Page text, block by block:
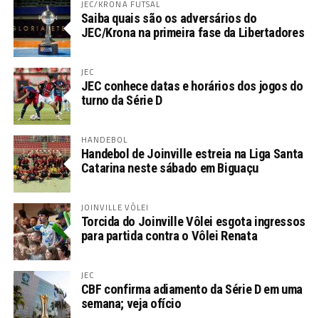
JEC/KRONA FUTSAL
Saiba quais são os adversários do
JEC/Krona na primeira fase da Libertadores
JEC
JEC conhece datas e horários dos jogos do
turno da Série D
HANDEBOL
Handebol de Joinville estreia na Liga Santa
Catarina neste sábado em Biguaçu
JOINVILLE VÔLEI
Torcida do Joinville Vôlei esgota ingressos
para partida contra o Vôlei Renata
JEC
CBF confirma adiamento da Série D em uma
semana; veja ofício